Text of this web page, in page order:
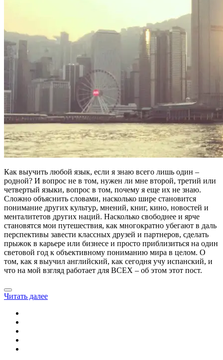
Как выучить любой язык, если я знаю всего лишь один –
родной? И вопрос не в том, нужен ли мне второй, третий или
четвертый языки, вопрос в том, почему я еще их не знаю.
Сложно объяснить словами, насколько шире становится
понимание других культур, мнений, книг, кино, новостей и
менталитетов других наций. Насколько свободнее и ярче
становятся мои путешествия, как многократно убегают в даль
перспективы завести классных друзей и партнеров, сделать
прыжок в карьере или бизнесе и просто приблизиться на один
световой год к объективному пониманию мира в целом. О
том, как я выучил английский, как сегодня учу испанский, и
что на мой взгляд работает для ВСЕХ – об этом этот пост.
Читать далее